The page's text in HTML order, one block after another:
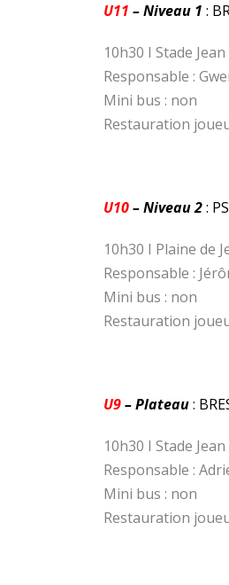
U11 – Niveau 1 :
10h30 I Stade
Responsable :
Mini bus : non
Restauration
U10– Niveau 2:
10h30 I Plaine de
Responsable :
Mini bus : non
Restauration
U9– Plateau:
10h30 I Stade
Responsable :
Mini bus : non
Restauration